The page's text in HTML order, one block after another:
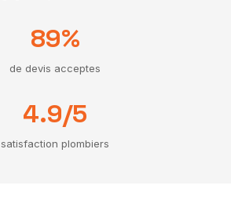
89%
de devis acceptes
4.9/5
satisfaction plombiers